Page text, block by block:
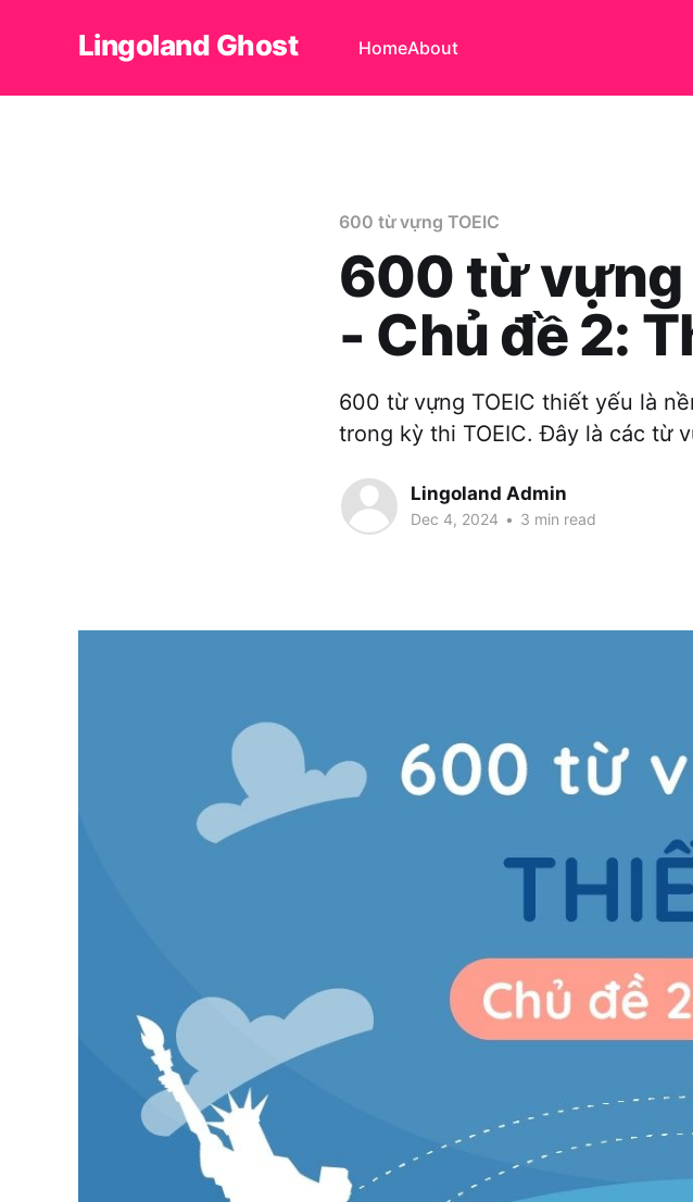
Lingoland Ghost HomeAbout
600 từ vựng TOEIC
600 từ vựng
- Chủ đề 2:
600 từ vựng TOEIC thiết yếu là
trong kỳ thi TOEIC. Đây là các từ
Lingoland Admin
Dec 4, 2024 • 3 min read